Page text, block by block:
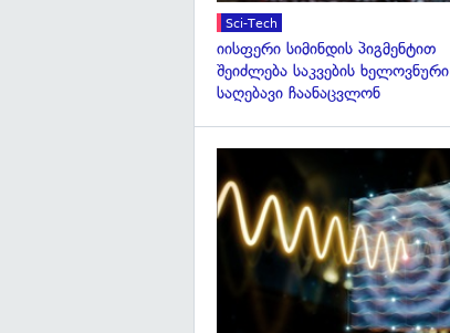
Sci-Tech
იისფერი სიმინდის პიგმენტით
შეიძლება საკვების ხელოვნური
საღებავი ჩაანაცვლონ